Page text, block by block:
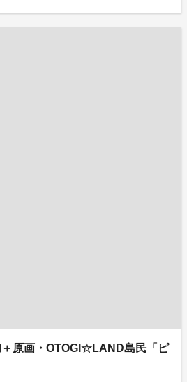
原画・OTOGI☆LAND島民「ピ